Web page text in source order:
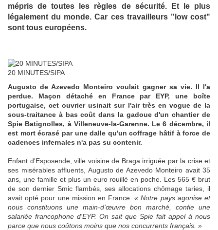
mépris de toutes les règles de sécurité. Et le plus
légalement du monde. Car ces travailleurs "low cost"
sont tous européens.
20 MINUTES/SIPA
Augusto de Azevedo Monteiro voulait gagner sa vie. Il l'a
perdue. Maçon détaché en France par EYP, une boîte
portugaise, cet ouvrier usinait sur l'air très en vogue de la
sous-traitance à bas coût dans la gadoue d'un chantier de
Spie Batignolles, à Villeneuve-la-Garenne. Le 6 décembre, il
est mort écrasé par une dalle qu'un coffrage hâtif à force de
cadences infernales n'a pas su contenir.
Enfant d'Esposende, ville voisine de Braga irriguée par la crise et
ses misérables affluents, Augusto de Azevedo Monteiro avait 35
ans, une famille et plus un euro rouillé en poche. Les 565 € brut
de son dernier Smic flambés, ses allocations chômage taries, il
avait opté pour une mission en France.« Notre pays agonise et
nous constituons une main-d'œuvre bon marché, confie une
salariée francophone d'EYP. On sait que Spie fait appel à nous
parce que nous coûtons moins que nos concurrents français. »